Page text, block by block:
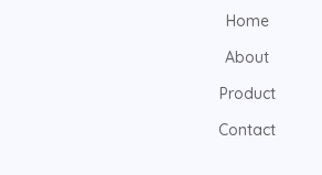
Home
About
Product
Contact